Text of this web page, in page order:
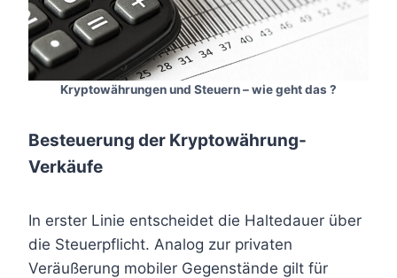
Kryptowährungen und Steuern – wie geht das ?
Besteuerung der Kryptowährung-
Verkäufe
In erster Linie entscheidet die Haltedauer über
die Steuerpflicht. Analog zur privaten
Veräußerung mobiler Gegenstände gilt für